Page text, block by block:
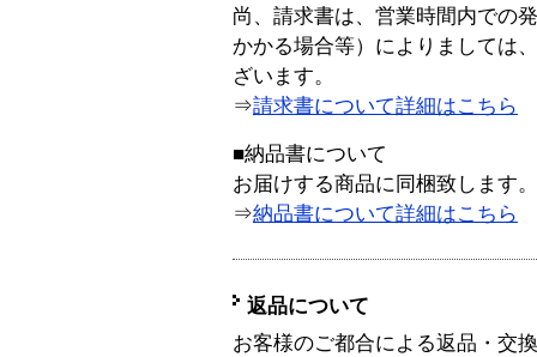
尚、請求書は、営業時間内での
かかる場合等）によりましては
ざいます。
⇒請求書について詳細はこちら
■納品書について
お届けする商品に同梱致します。
⇒納品書について詳細はこちら
返品について
お客様のご都合による返品・交